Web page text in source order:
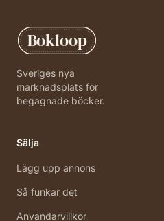
Bokloop
Sveriges nya
marknadsplats för
begagnade böcker.
Sälja
Lägg upp annons
Så funkar det
Användarvillkor